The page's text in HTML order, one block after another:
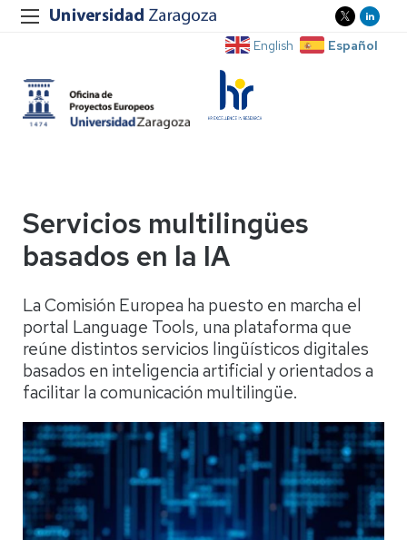
English Español
Servicios multilingües
basados en la IA
La Comisión Europea ha puesto en marcha el
portal Language Tools, una plataforma que
reúne distintos servicios lingüísticos digitales
basados en inteligencia artificial y orientados a
facilitar la comunicación multilingüe.